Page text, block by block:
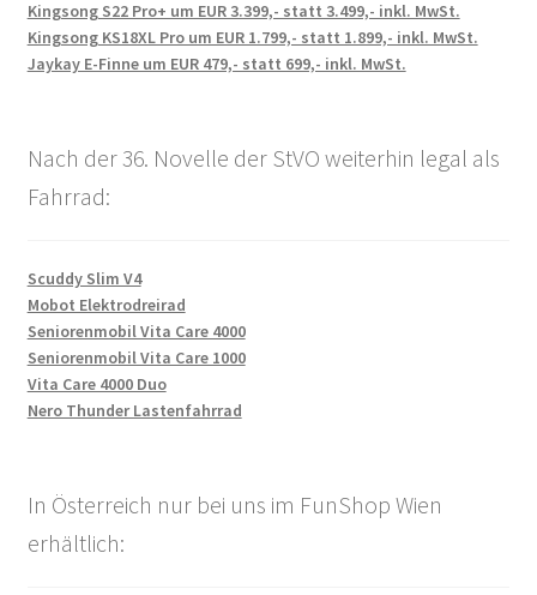
Kingsong S22 Pro+ um EUR 3.399,- statt 3.499,- inkl. MwSt.
Kingsong KS18XL Pro um EUR 1.799,- statt 1.899,- inkl. MwSt.
Jaykay E-Finne um EUR 479,- statt 699,- inkl. MwSt.
Nach der 36. Novelle der StVO weiterhin legal als
Fahrrad:
Scuddy Slim V4
Mobot Elektrodreirad
Seniorenmobil Vita Care 4000
Seniorenmobil Vita Care 1000
Vita Care 4000 Duo
Nero Thunder Lastenfahrrad
In Österreich nur bei uns im FunShop Wien
erhältlich: